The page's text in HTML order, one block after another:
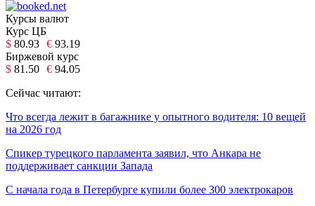
Курсы валют
Курс ЦБ
$ 80.93 € 93.19
Биржевой курс
$ 81.50 € 94.05
Сейчас читают:
Что всегда лежит в багажнике у опытного водителя: 10 вещей
на 2026 год
Спикер турецкого парламента заявил, что Анкара не
поддерживает санкции Запада
С начала года в Петербурге купили более 300 электрокаров